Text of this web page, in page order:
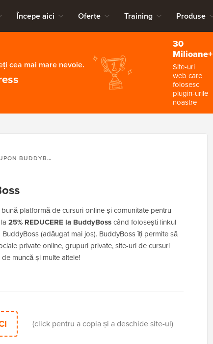
Începe aici Oferte Training Produse
cea mai mare nevoie.
30
Milioane+
Site-uri
web care
folosesc
plugin-urile
noastre
BUDDYBOSS
platformă de cursuri online și comunitate pentru
25% REDUCERE la BuddyBosscând folosești linkul
(adăugat mai jos). BuddyBoss îți permite să
private online, grupuri private, site-uri de cursuri
muncă și multe altele!
(click pentru a copia și a deschide site-ul)